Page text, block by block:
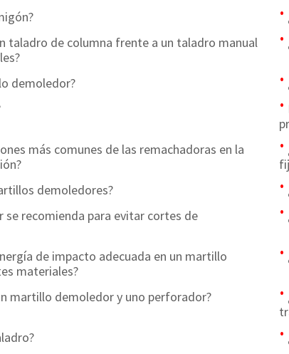
taladro de columna frente a un taladro manual
demoledor?
más comunes de las remachadoras en la
demoledores?
se recomienda para evitar cortes de
de impacto adecuada en un martillo
materiales?
martillo demoledor y uno perforador?